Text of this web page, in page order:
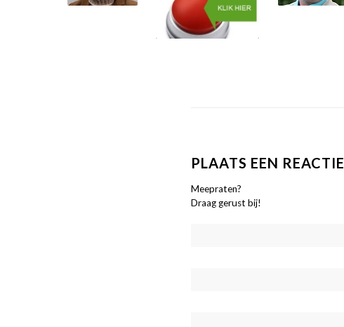
PLAATS EEN REACTIE
Meepraten?
Draag gerust bij!